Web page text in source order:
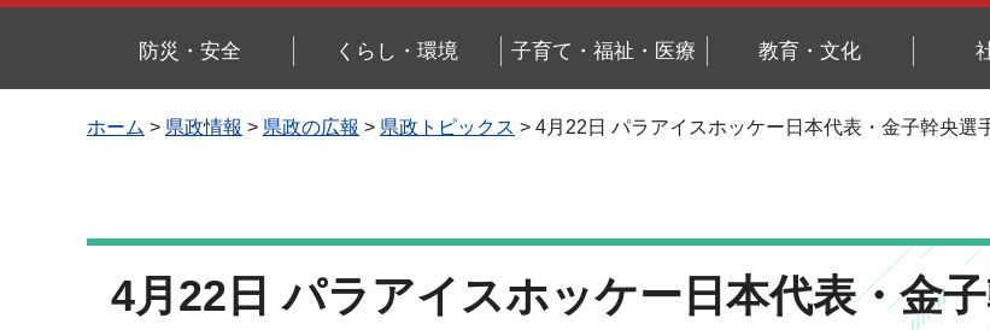
防災・安全 くらし・環境 子育て・福祉・医療 教育・文化
ホーム > 県政情報 > 県政の広報 > 県政トピックス > 4月22日 パラアイスホッケー日本代表・金子幹央選
4月22日 パラアイスホッケー日本代表・金